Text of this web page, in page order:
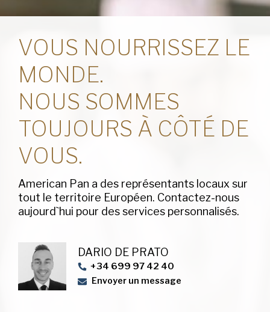
VOUS NOURRISSEZ LE
MONDE.
NOUS SOMMES
TOUJOURS À CÔTÉ DE
VOUS.
American Pan a des représentants locaux sur
tout le territoire Européen. Contactez-nous
aujourd`hui pour des services personnalisés.
DARIO DE PRATO
+34 699 97 42 40
Envoyer un message